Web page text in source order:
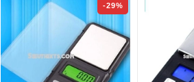
-29%